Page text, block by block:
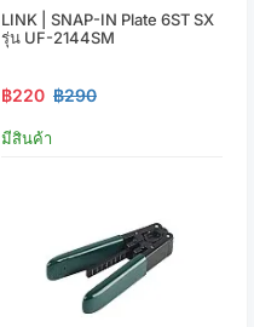
LINK | SNAP-IN Plate 6ST SX
รุ่น UF-2144SM
฿220 ฿290
มีสินค้า